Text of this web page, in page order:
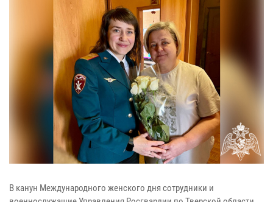
В канун Международного женского дня сотрудники и